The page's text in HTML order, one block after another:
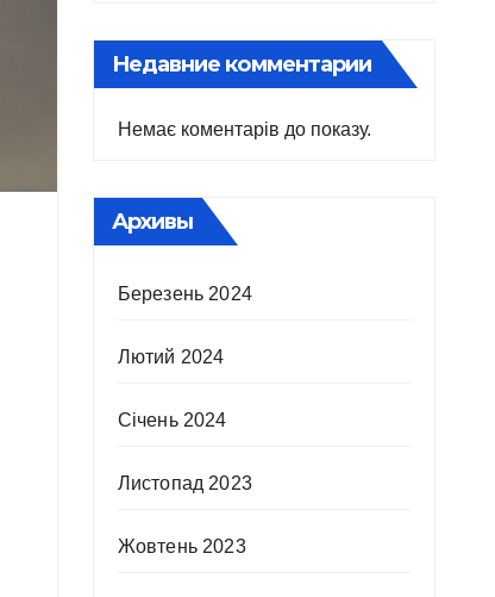
Недавние комментарии
Немає коментарів до показу.
Архивы
Березень 2024
Лютий 2024
Січень 2024
Листопад 2023
Жовтень 2023